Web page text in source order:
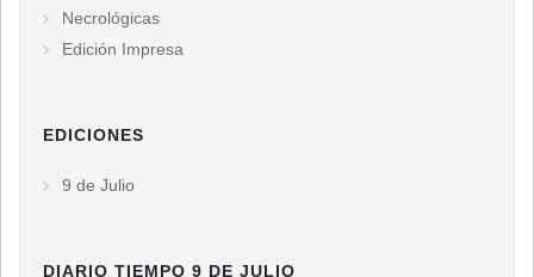
Necrológicas
Edición Impresa
EDICIONES
9 de Julio
DIARIO TIEMPO 9 DE JULIO